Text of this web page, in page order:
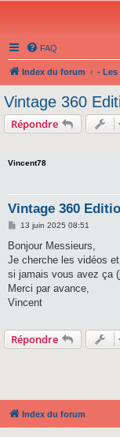
FAQ
Index du forum -
Vintage 360
Répondre
Vincent78
Vintage 360
M
s
a
g
e
13 juin 2025 08:51
Bonjour Messieurs,
Je cherche les vidéos
si jamais vous avez ça
Merci par avance,
Vincent
Répondre
Index du forum